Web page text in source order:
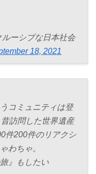
ーシブな日本社会
18, 2021
コミュニティは登
訪問した世界遺産
件200件のリアクシ
わちゃ。
』もしたい